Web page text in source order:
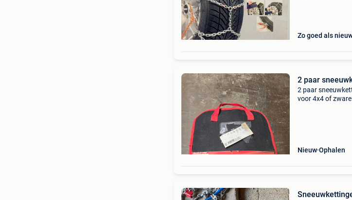
Zo goed als
2 paar
2 paar
voor 4x4 of
Nieuw Ophalen